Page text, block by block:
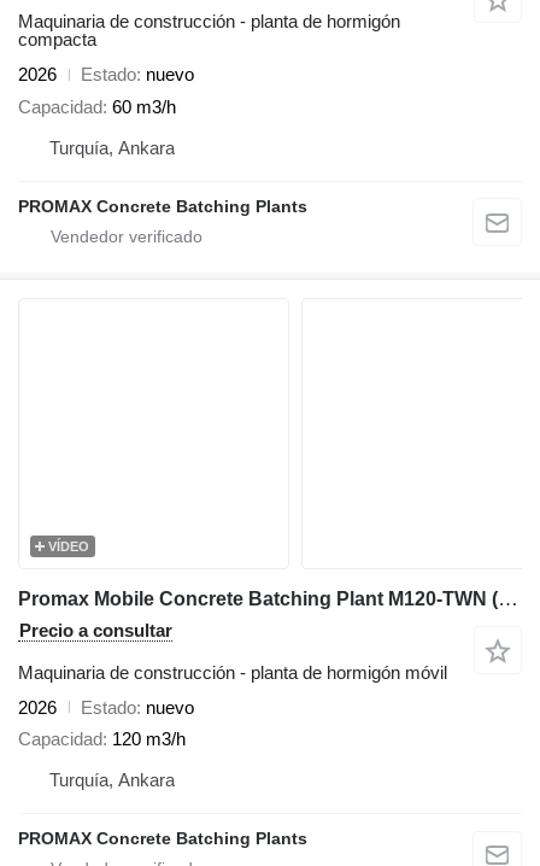
Maquinaria de construcción - planta de hormigón
compacta
2026
Estado nuevo
Capacidad 60 m3/h
Turquía, Ankara
PROMAX Concrete Batching Plants
VÍDEO
Promax Mobile Concrete Batching Plant M120-TWN (120m3/h)
Precio a consultar
Maquinaria de construcción - planta de hormigón móvil
2026
Estado nuevo
Capacidad 120 m3/h
Turquía, Ankara
PROMAX Concrete Batching Plants